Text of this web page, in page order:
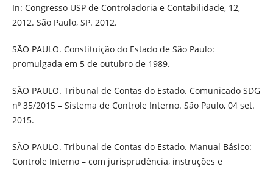
In: Congresso USP de Controladoria e Contabilidade, 12,
2012. São Paulo, SP. 2012.
SÃO PAULO. Constituição do Estado de São Paulo:
promulgada em 5 de outubro de 1989.
SÃO PAULO. Tribunal de Contas do Estado. Comunicado SDG
nº 35/2015 – Sistema de Controle Interno. São Paulo, 04 set.
2015.
SÃO PAULO. Tribunal de Contas do Estado. Manual Básico:
Controle Interno – com jurisprudência, instruções e